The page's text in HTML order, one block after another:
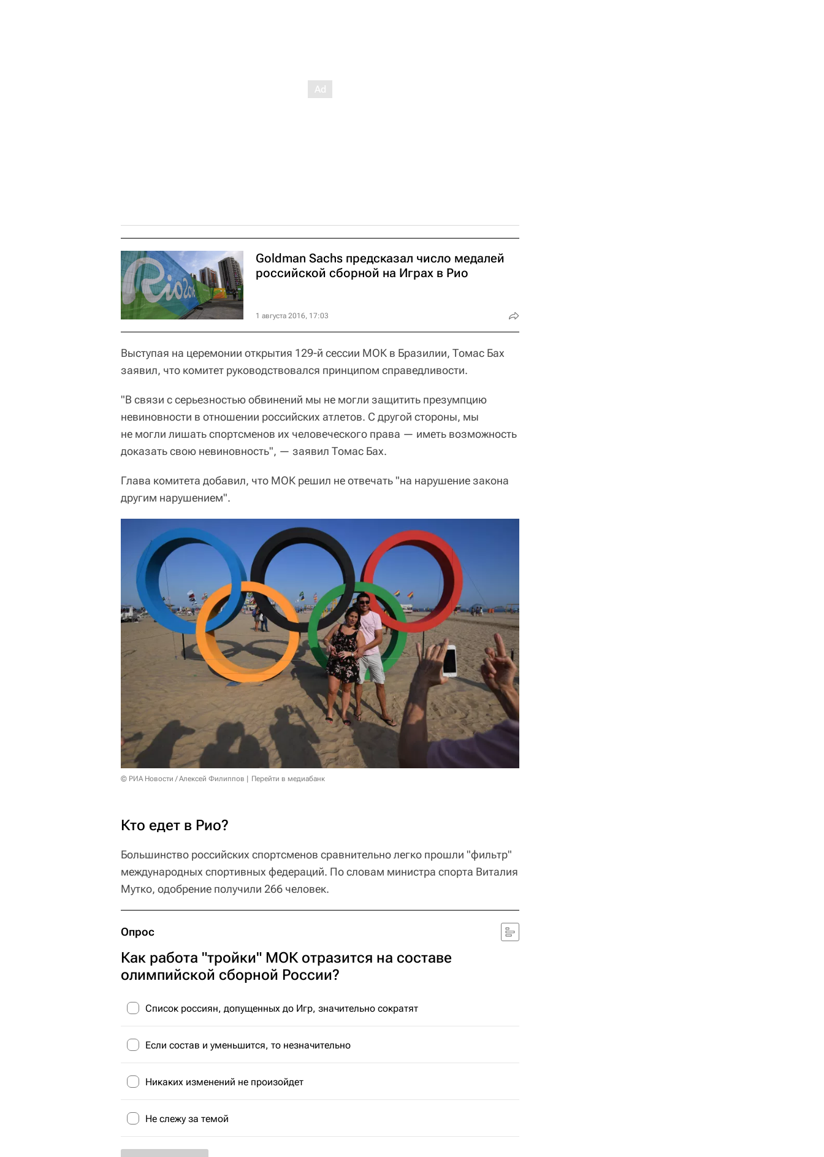
Goldman Sachs предсказал число медалей
российской сборной на Играх в Рио
1 августа 2016, 17:03
Выступая на церемонии открытия 129-й сессии МОК в Бразилии, Томас Бах
заявил, что комитет руководствовался принципом справедливости.
"В связи с серьезностью обвинений мы не могли защитить презумпцию
невиновности в отношении российских атлетов. С другой стороны, мы
не могли лишать спортсменов их человеческого права — иметь возможность
доказать свою невиновность", — заявил Томас Бах.
Глава комитета добавил, что МОК решил не отвечать "на нарушение закона
другим нарушением".
© РИА Новости / Алексей Филиппов Перейти в медиабанк
Кто едет в Рио?
Большинство российских спортсменов сравнительно легко прошли "фильтр"
международных спортивных федераций. По словам министра спорта Виталия
Мутко, одобрение получили 266 человек.
Опрос
Как работа "тройки" МОК отразится на составе
олимпийской сборной России?
Список россиян, допущенных до Игр, значительно сократят
Если состав и уменьшится, то незначительно
Никаких изменений не произойдет
Не слежу за темой